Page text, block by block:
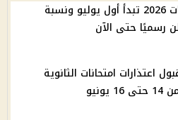
زيادة المعاشات 2026 تبدأ أول يوليو ونسبة
رسميًا حتى الآن
اعتذارات امتحانات الثانوية